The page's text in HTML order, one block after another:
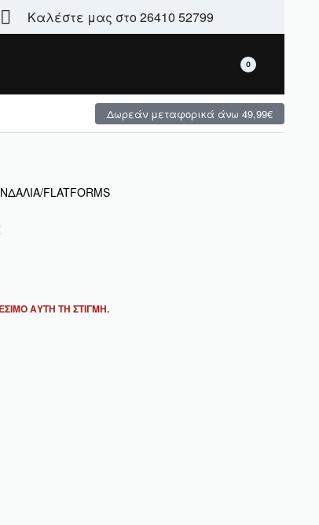
γκάμα - μεγάλες χειμερινές προσφορές
Καλέστε μας στο 26410 52799
0
Δωρεάν μεταφορικά άνω 49,99€
FLATFORMS
ΑΥΤΉ ΤΗ ΣΤΙΓΜΉ.